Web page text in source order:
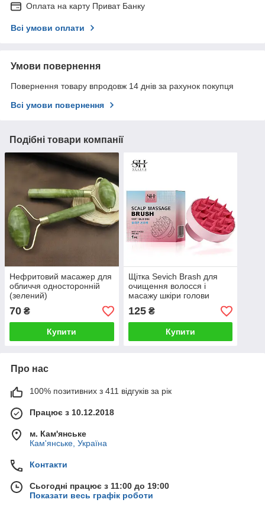
Оплата на карту Приват Банку
Всі умови оплати
Умови повернення
Повернення товару впродовж 14 днів за рахунок покупця
Всі умови повернення
Подібні товари компанії
Нефритовий масажер для
обличчя односторонній
(зелений)
70 ₴
Купити
Щітка Sevich Brash для
очищення волосся і
масажу шкіри голови
125₴
Купити
Про нас
100% позитивних з 411 відгуків за рік
Працює з 10.12.2018
м. Кам'янське
Кам'янське, Україна
Контакти
Сьогодні працює з 11:00 до 19:00
Показати весь графік роботи